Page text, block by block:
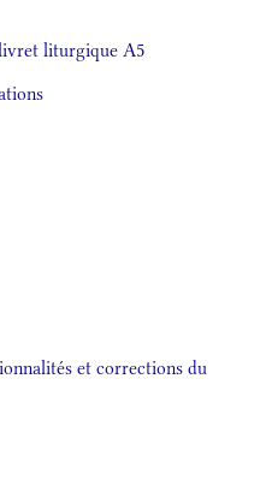
liturgique A5
et corrections du